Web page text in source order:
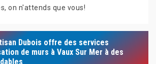
on n'attends que vous!
Dubois offre des services
de murs à Vaux Sur Mer à des